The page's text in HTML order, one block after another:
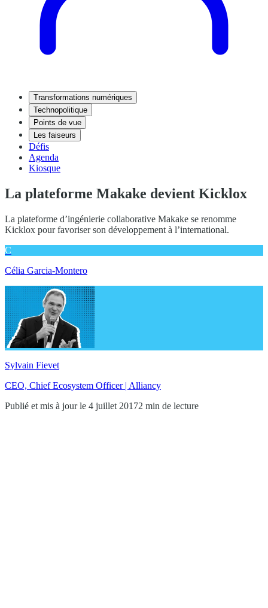
Transformations numériques
Technopolitique
Points de vue
Les faiseurs
Défis
Agenda
Kiosque
La plateforme Makake devient Kicklox
La plateforme d’ingénierie collaborative Makake se renomme
Kicklox pour favoriser son développement à l’international.
C
Célia Garcia-Montero
Sylvain Fievet
CEO, Chief Ecosystem Officer | Alliancy
Publié et mis à jour le 4 juillet 20172 min de lecture